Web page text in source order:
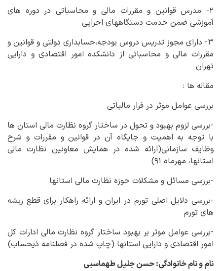
۲- مدرس قوانین و مقررات مالی و محاسباتی در دوره های
آموزشی ضمن خدمت دستگاههای اجرایی
۳- دارای مجوز تدریس دروس بودجه،حسابداری دولتی و قوانین و
مقررات مالی و محاسباتی از دانشکده امور اقتصادی و دارایی
تهران
مقاله ها :
بررسی عوامل موثر در فرار مالیاتی
-بررسی لزوم بهبود و تحول در ساختار گروه نظارت مالی استان ها
با توجه به اهمیت و جایگاه آن در قوانین و مقررات و شرح
وظایف سازمانی(ارائه شده در همایش معاونین نظارت مالی
استانها، مهرماه ۹۱)
-بررسی مسائل و مشکلات حوزه نظارت مالی استانها
-بررسی دلایل اصلی تورم در ایران و ارائه راهکار برای قطع ریشه
های تورم
-بررسی عوامل موثر بر بهبود ساختار گروه نظارت مالی ادارات کل
امور اقتصادی و دارایی استانها (چاپ شده در فصلنامه ذیحساب)
نام و نام خانوادگی: حسن جلیل طهماسبی